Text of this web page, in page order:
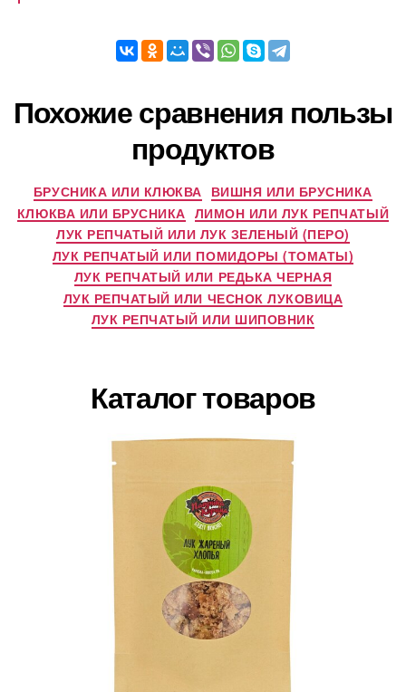
Похожие сравнения пользы
продуктов
БРУСНИКА ИЛИ КЛЮКВА ВИШНЯ ИЛИ БРУСНИКА
КЛЮКВА ИЛИ БРУСНИКА ЛИМОН ИЛИ ЛУК РЕПЧАТЫЙ
ЛУК РЕПЧАТЫЙ ИЛИ ЛУК ЗЕЛЕНЫЙ (ПЕРО)
ЛУК РЕПЧАТЫЙ ИЛИ ПОМИДОРЫ (ТОМАТЫ)
ЛУК РЕПЧАТЫЙ ИЛИ РЕДЬКА ЧЕРНАЯ
ЛУК РЕПЧАТЫЙ ИЛИ ЧЕСНОК ЛУКОВИЦА
ЛУК РЕПЧАТЫЙ ИЛИ ШИПОВНИК
Каталог товаров